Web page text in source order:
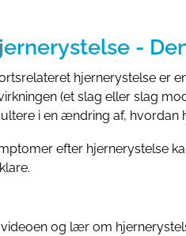
-
hjernerystelse er
(et slag eller slag
i en ændring af, hvordan
efter hjernerystelse
videoen og lær om